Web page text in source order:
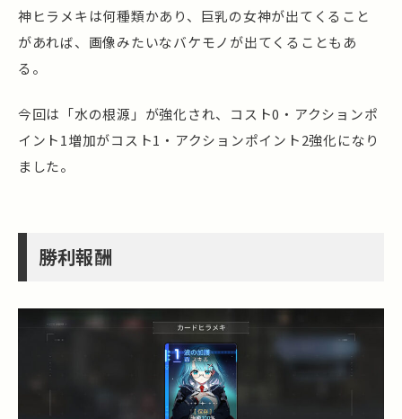
神ヒラメキは何種類かあり、巨乳の女神が出てくること
があれば、画像みたいなバケモノが出てくることもあ
る。
今回は「水の根源」が強化され、コスト0・アクションポ
イント1増加がコスト1・アクションポイント2強化になり
ました。
勝利報酬